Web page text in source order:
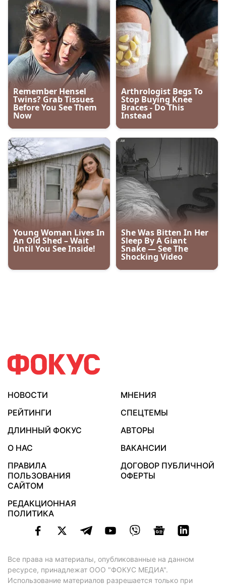
НОВОСТИ
МНЕНИЯ
РЕЙТИНГИ
СПЕЦТЕМЫ
ДЛИННЫЙ ФОКУС
АВТОРЫ
О НАС
ВАКАНСИИ
ПРАВИЛА
ПОЛЬЗОВАНИЯ
САЙТОМ
ДОГОВОР ПУБЛИЧНОЙ
ОФЕРТЫ
РЕДАКЦИОННАЯ
ПОЛИТИКА
Все права на материалы, опубликованные на данном
ресурсе, принадлежат ООО "ФОКУС МЕДИА".
Использование материалов разрешается только при